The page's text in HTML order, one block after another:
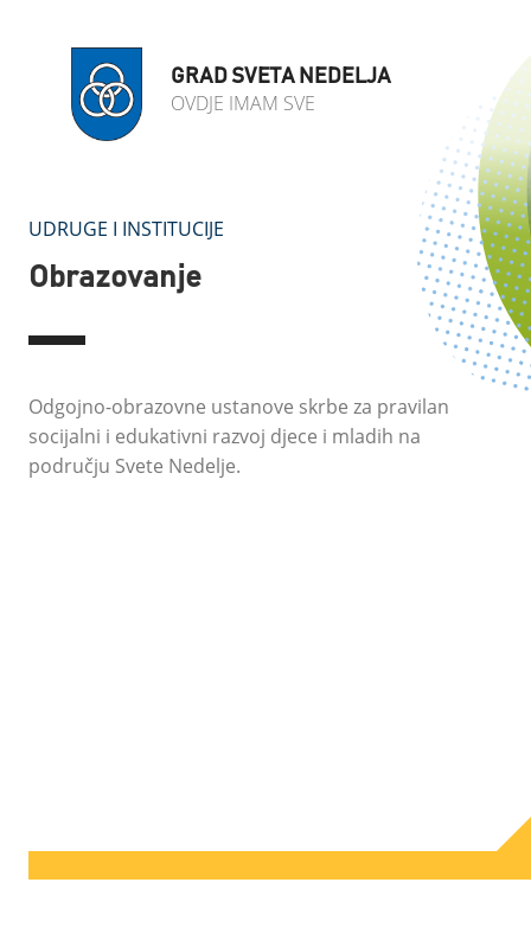
GRAD SVETA NEDELJA
OVDJE IMAM SVE
UDRUGE I INSTITUCIJE
Obrazovanje
Odgojno-obrazovne ustanove skrbe za pravilan
socijalni i edukativni razvoj djece i mladih na
području Svete Nedelje.